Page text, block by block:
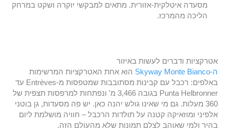
מסעדה איטלקית-אזורית. מתאים למבקשי יוקרה ושקט במרחק
הליכה מהמרכז.
אטרקציות ודברים לעשות באיזור
ה-Skyway Monte Bianco
הוא אחת האטרקציות המרשימות
באלפים: רכבל עם קבינות מסתובבות שמטפסות מ-Entrèves עד
Punta Helbronner בגובה 3,466 מ' ונפתחות למרפסות תצפית של
360 מעלות. גם מי שאינו גולש יהנה כאן. יש פה מסעדות, גן בוטני
אלפיני ומוזאיקה קטנה על תולדות הרכבל – חוויה מושלמת ליום
בהיר ולמי שאוהב לצלם תמונות שלא מהעולם הזה.